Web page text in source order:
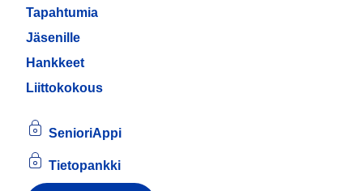
Tapahtumia
Jäsenille
Hankkeet
Liittokokous
SenioriAppi
Tietopankki